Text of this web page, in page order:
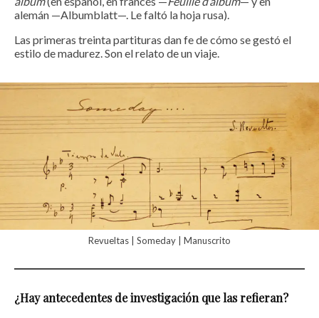
alemán —Albumblatt—. Le faltó la hoja rusa).
Las primeras treinta partituras dan fe de cómo se gestó el
estilo de madurez. Son el relato de un viaje.
Revueltas | Someday | Manuscrito
¿Hay antecedentes de investigación que las refieran?